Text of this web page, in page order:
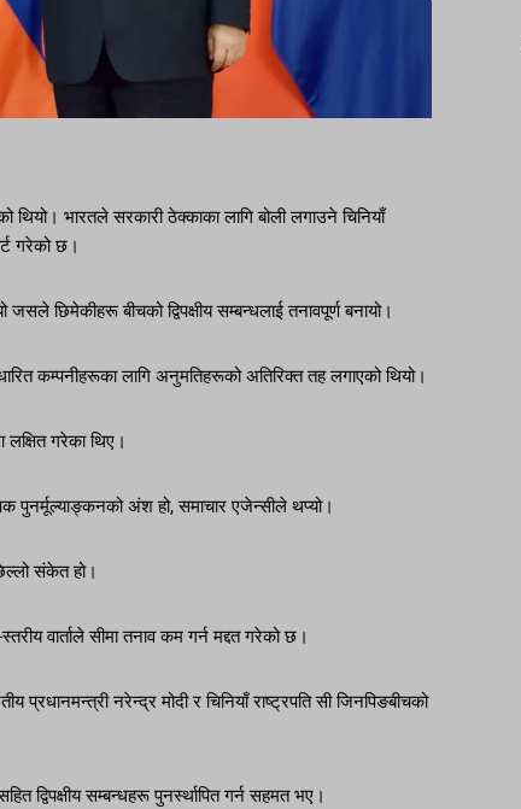
भारतले सरकारी ठेक्काका लागि बोली लगाउने चिनियाँ
गरेको छ।
छिमेकीहरू बीचको द्विपक्षीय सम्बन्धलाई तनावपूर्ण बनायो।
कम्पनीहरूका लागि अनुमतिहरूको अतिरिक्त तह लगाएको थियो।
लक्षित गरेका थिए।
पुनर्मूल्याङ्कनको अंश हो, समाचार एजेन्सीले थप्यो।
संकेत हो।
वार्ताले सीमा तनाव कम गर्न मद्दत गरेको छ।
नरेन्द्र मोदी र चिनियाँ राष्ट्रपति सी जिनपिङबीचको
द्विपक्षीय सम्बन्धहरू पुनर्स्थापित गर्न सहमत भए।